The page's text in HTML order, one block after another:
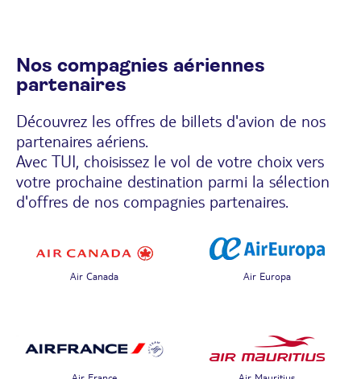
Nos compagnies aériennes
partenaires
Découvrez les offres de billets d'avion de nos
partenaires aériens.
Avec TUI, choisissez le vol de votre choix vers
votre prochaine destination parmi la sélection
d'offres de nos compagnies partenaires.
Air Canada Air Europa